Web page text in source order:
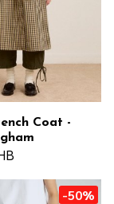
Coat -
-50%